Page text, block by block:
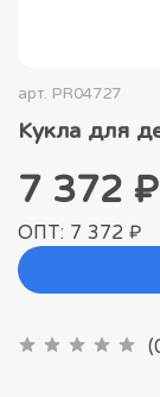
арт. PR04727
Кукла для
7 372 ₽
ОПТ: 7 372 ₽